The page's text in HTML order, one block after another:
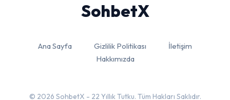
SohbetX
Ana Sayfa Gizlilik Politikası
İletişim
Hakkımızda
© 2026 SohbetX - 22 Yıllık Tutku. Tüm Hakları Saklıdır.